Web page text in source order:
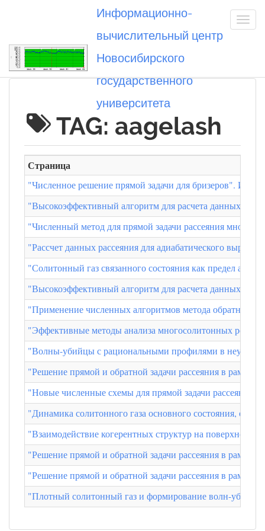
Информационно-
вычислительный центр
Новосибирского
государственного
университета
Вы посетили
TAG: aagelash
Страница
"Численное решение прямой задачи для бризеров".
"Высокоэффективный алгоритм для расчета данных
"Численный метод для прямой задачи рассеяния
"Рассчет данных рассеяния для адиабатического
"Солитонный газ связанного состояния как предел
"Высокоэффективный алгоритм для расчета данных
"Применение численных алгоритмов метода обратной
"Эффективные методы анализа многосолитонных
"Волны-убийцы с рациональными профилями в
"Решение прямой и обратной задачи рассеяния в
"Новые численные схемы для прямой задачи
"Динамика солитонного газа основного состояния,
"Взаимодействие когерентных структур на
"Решение прямой и обратной задачи рассеяния в
"Решение прямой и обратной задачи рассеяния в
"Плотный солитонный газ и формирование волн-